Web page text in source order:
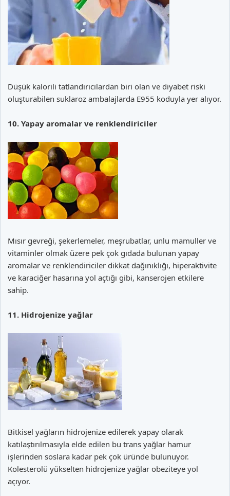
Düşük kalorili tatlandırıcılardan biri olan ve diyabet riski
oluşturabilen suklaroz ambalajlarda E955 koduyla yer alıyor.
10. Yapay aromalar ve renklendiriciler
Mısır gevreği, şekerlemeler, meşrubatlar, unlu mamuller ve
vitaminler olmak üzere pek çok gıdada bulunan yapay
aromalar ve renklendiriciler dikkat dağınıklığı, hiperaktivite
ve karaciğer hasarına yol açtığı gibi, kanserojen etkilere
sahip.
11. Hidrojenize yağlar
Bitkisel yağların hidrojenize edilerek yapay olarak
katılaştırılmasıyla elde edilen bu trans yağlar hamur
işlerinden soslara kadar pek çok üründe bulunuyor.
Kolesterolü yükselten hidrojenize yağlar obeziteye yol
açıyor.